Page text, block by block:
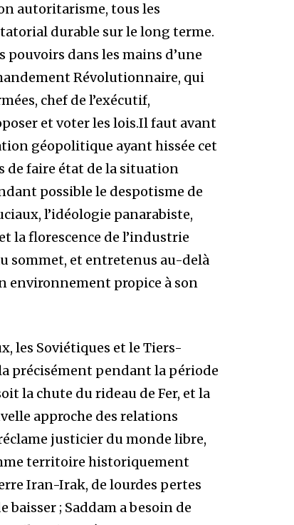
autoritarisme, tous les
durable sur le long terme.
dans les mains d’une
Révolutionnaire, qui
chef de l’exécutif,
et voter les lois.Il faut avant
géopolitique ayant hissée cet
de faire état de la situation
possible le despotisme de
l’idéologie panarabiste,
la florescence de l’industrie
sommet, et entretenus au-delà
environnement propice à son
les Soviétiques et le Tiers-
précisément pendant la période
la chute du rideau de Fer, et la
approche des relations
justicier du monde libre,
territoire historiquement
Iran-Irak, de lourdes pertes
baisser ; Saddam a besoin de